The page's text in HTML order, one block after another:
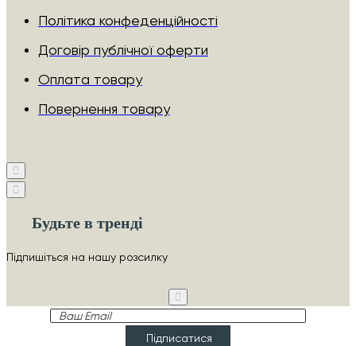
Політика конфеденційності
Договір публічної оферти
Оплата товару
Повернення товару
Будьте в тренді
Підпишіться на нашу розсилку
Ваш
Підписатися